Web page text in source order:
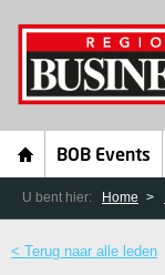
BOB Events
U bent hier: Home
< Terug naar alle leden